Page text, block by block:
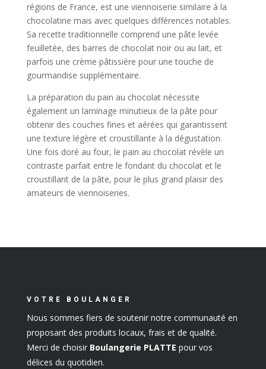
régions de France, est une viennoiserie similaire à la
chocolatine mais avec quelques différences notables.
Sa recette traditionnelle comprend une pâte levée
feuilletée, des barres de chocolat noir ou au lait, et
parfois une crème pâtissière pour une touche de
gourmandise supplémentaire.
La préparation du pain au chocolat nécessite
également un laminage minutieux de la pâte pour
obtenir des couches fines et aérées qui garantissent
une texture légère et croustillante à la dégustation.
Une fois doré au four, le pain au chocolat révèle un
contraste parfait entre le fondant du chocolat et le
croustillant de la pâte, pour le plus grand plaisir des
amateurs de viennoiseries.
VOTRE BOULANGER
Nous sommes fiers de soutenir notre communauté en
proposant des produits locaux, frais et de qualité.
Merci de choisir Boulangerie PLATTE pour vos
délices du quotidien.